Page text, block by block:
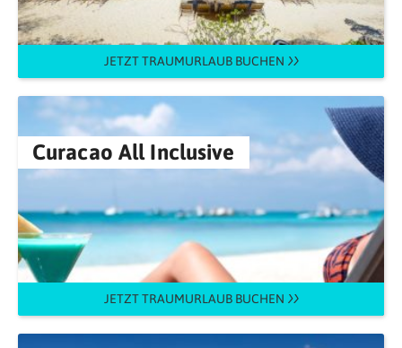
JETZT TRAUMURLAUB BUCHEN
Curacao All Inclusive
JETZT TRAUMURLAUB BUCHEN